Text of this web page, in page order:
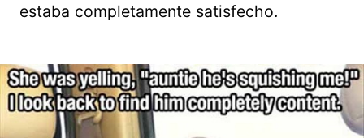
estaba completamente satisfecho.